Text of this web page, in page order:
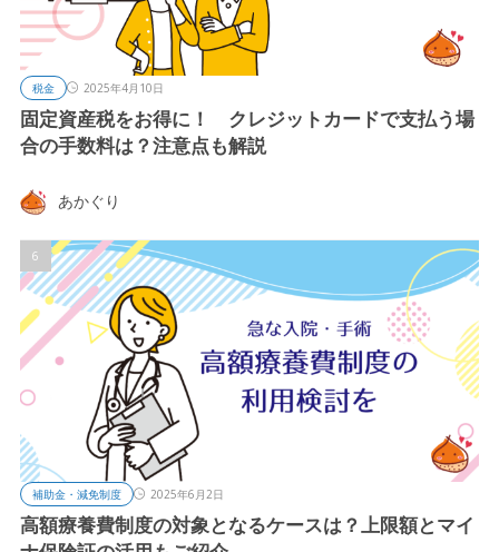
税金 2025年4月10日
固定資産税をお得に！ クレジットカードで支払う場
合の手数料は？注意点も解説
あかぐり
補助金・減免制度 2025年6月2日
高額療養費制度の対象となるケースは？上限額とマイ